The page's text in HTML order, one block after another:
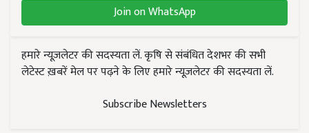
Join on WhatsApp
हमारे न्यूज़लेटर की सदस्यता लें. कृषि से संबंधित देशभर की सभी
लेटेस्ट ख़बरें मेल पर पढ़ने के लिए हमारे न्यूज़लेटर की सदस्यता लें.
Subscribe Newsletters